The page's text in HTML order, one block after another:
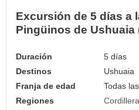
Excursión de 5 días a
Pingüinos de Ushuaia
Duración
5 días
Destinos
Ushuaia
Franja de edad
Todas
Regiones